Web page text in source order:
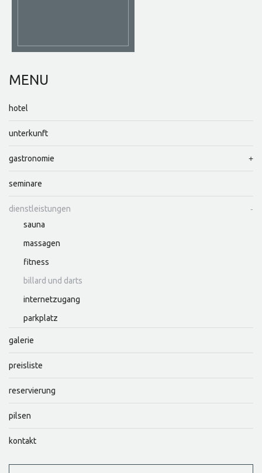
MENU
hotel
unterkunft
gastronomie
seminare
dienstleistungen
sauna
massagen
fitness
billard und darts
internetzugang
parkplatz
galerie
preisliste
reservierung
pilsen
kontakt